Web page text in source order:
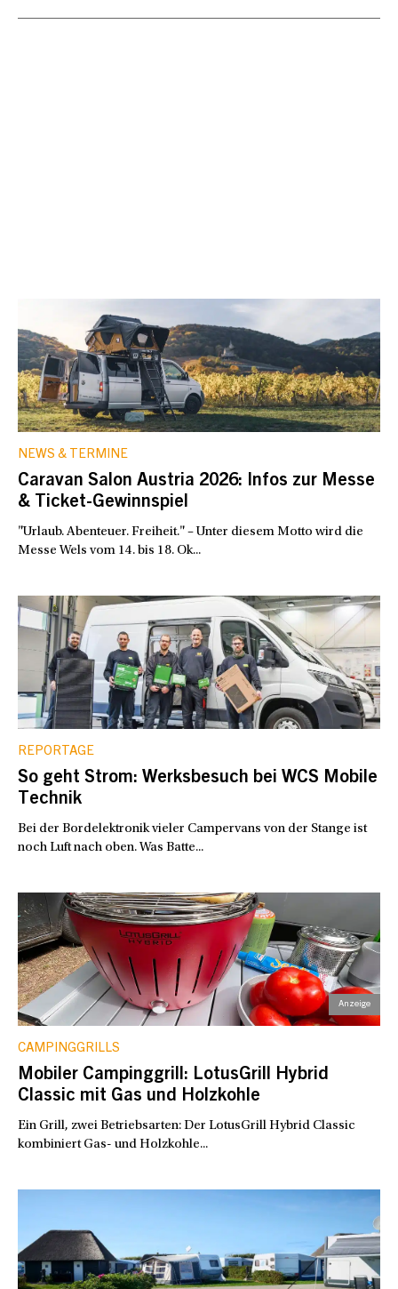
CAMPINGGRILLS
Mobiler Campinggrill: LotusGrill Hybrid
Classic mit Gas und Holzkohle
Ein Grill, zwei Betriebsarten: Der LotusGrill Hybrid Classic
kombiniert Gas- und Holzkohle...
REPORTAGE
So geht Strom: Werksbesuch bei WCS Mobile
Technik
Bei der Bordelektronik vieler Campervans von der Stange ist
noch Luft nach oben. Was Batte...
NEWS & TERMINE
Caravan Salon Austria 2026: Infos zur Messe
& Ticket-Gewinnspiel
"Urlaub. Abenteuer. Freiheit." – Unter diesem Motto wird die
Messe Wels vom 14. bis 18. Ok...